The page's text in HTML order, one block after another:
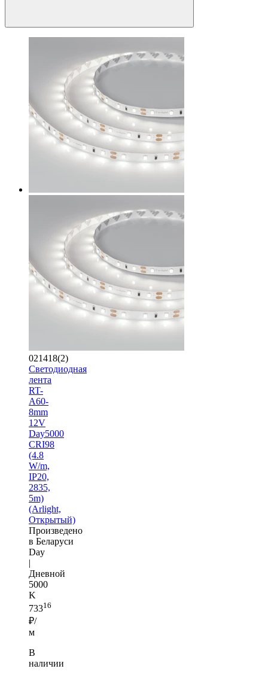
021418(2)
Светодиодная
лента
RT-
A60-
8mm
12V
Day5000
CRI98
(4.8
W/m,
IP20,
2835,
5m)
(Arlight,
Открытый)
Произведено
в Беларуси
Day
|
Дневной
5000
K
73316
₽/
м
В
наличии